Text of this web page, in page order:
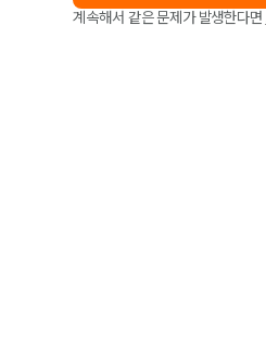
계속해서 같은 문제가 발생한다면